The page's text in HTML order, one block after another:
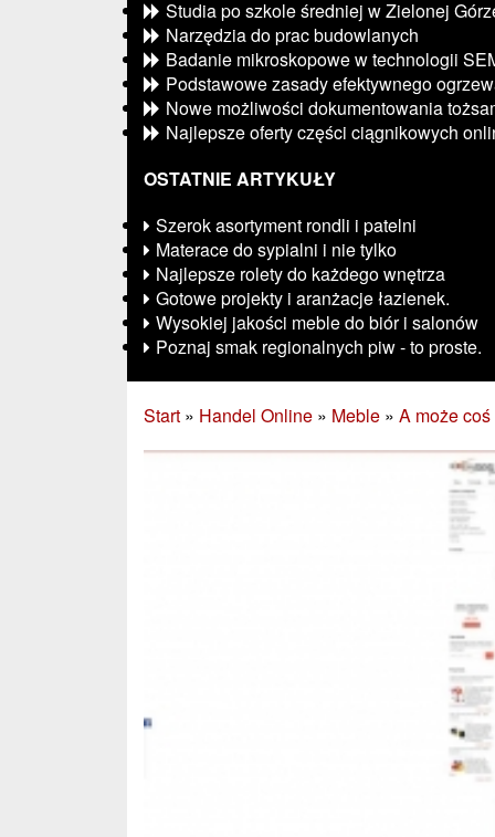
Studia po szkole średniej w Zielonej
Narzędzia do prac budowlanych
Badanie mikroskopowe w technologii
Podstawowe zasady efektywnego
Nowe możliwości dokumentowania
Najlepsze oferty części ciągnikowych
OSTATNIE ARTYKUŁY
Szerok asortyment rondli i patelni
Materace do sypialni i nie tylko
Najlepsze rolety do każdego wnętrza
Gotowe projekty i aranżacje łazienek.
Wysokiej jakości meble do biór i salonów
Poznaj smak regionalnych piw - to proste.
Start » Handel Online » Meble » A może